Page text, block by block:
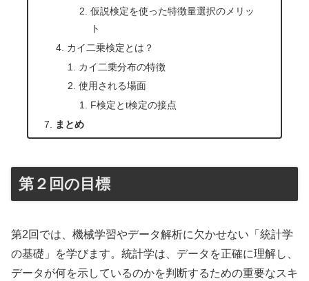
仮説検定を使った特徴量選択のメリッ
ト
カイ二乗検定とは？
カイ二乗分布の特徴
使用される場面
F検定とt検定の接点
まとめ
第２回の目標
第2回では、機械学習やデータ解析に欠かせない「統計学
の基礎」を学びます。統計学は、データを正確に理解し、
データが何を示しているのかを判断するための重要なスキ